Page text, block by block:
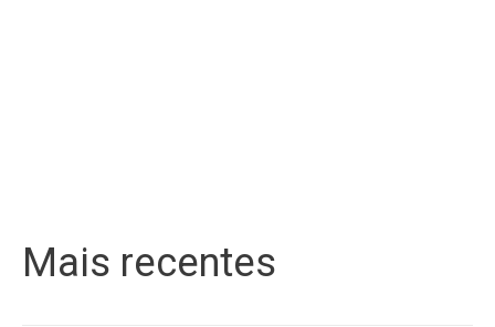
Mais recentes